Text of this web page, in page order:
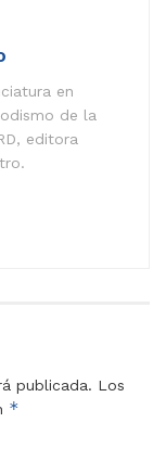
en
de la
editora
publicada. Los
*